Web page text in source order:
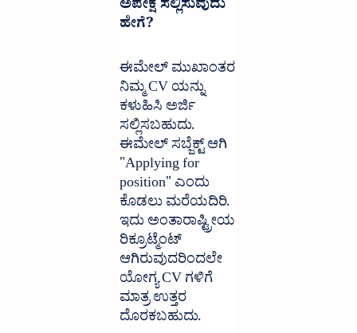
ಅಪೇಕ್ಷೆ ಸಲ್ಲಿಸುವುದು
ಹೇಗೆ?
ಈಮೇಲ್ ಮುಖಾಂತರ
ನಿಮ್ಮ CV ಯನ್ನು
ಕಳುಹಿಸಿ ಅರ್ಜಿ
ಸಲ್ಲಿಸಬಹುದು.
ಈಮೇಲ್ ಸಬ್ಜೆಕ್ಟ್ ಆಗಿ
"Applying for
position" ಎಂದು
ಇದು ಅಂತಾರಾಷ್ಟ್ರೀಯ
ರಿಕ್ರೂಟ್ಮೆಂಟ್
ಆಗಿರುವುದರಿಂದಲೇ
ಯೋಗ್ಯ CV ಗಳಿಗೆ
ಮಾತ್ರ ಉತ್ತರ
ದೊರಕಬಹುದು.